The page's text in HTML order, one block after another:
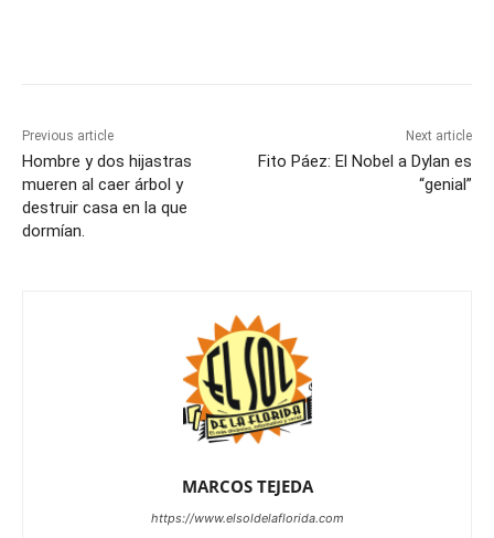
Previous article
Hombre y dos hijastras
mueren al caer árbol y
destruir casa en la que
dormían.
Next article
Fito Páez: El Nobel a Dylan es
“genial”
MARCOS TEJEDA
https://www.elsoldelaflorida.com